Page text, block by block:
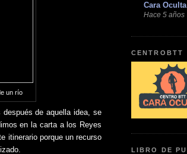
un río
de aquella idea, se
en la carta a los Reyes
itinerario porque un recurso
Cara Oculta
Hace 5 años
CENTROBTT
LIBRO DE